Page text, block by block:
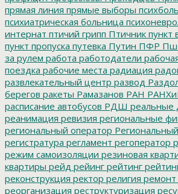
прямая линия прямые выборы
психиатрическая больница
интернат птичий грипп Птичник пункт
пункт пропуска путевка Путин ПФР
за рулем работа работодатели
поездка рабочие места радиация
развлекательный центр развод
берегов ракеты Рамазанов РАН
расписание автобусов РДШ реальные
реанимация ревизия региональные
региональный оператор
регистратура регламент регоператор
режим самоизоляции резиновая
квартиры рейд рейинг рейтинг
реконструкция ректор религия ремонт
реорганизация реструктуризация